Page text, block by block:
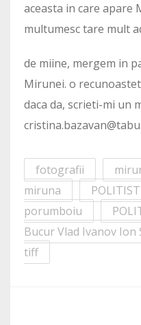
aceasta in care apare
multumesc tare mult
de miine, mergem in
Mirunei. o
daca da, scrieti-mi un
fotografii
miruna
porumboiu
Bucur Vlad Ivanov Ion
tiff